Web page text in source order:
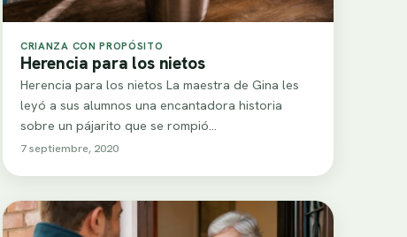
CRIANZA CON PROPÓSITO
Herencia para los nietos
Herencia para los nietos La maestra de Gina les
leyó a sus alumnos una encantadora historia
sobre un pájarito que se rompió…
7 septiembre, 2020